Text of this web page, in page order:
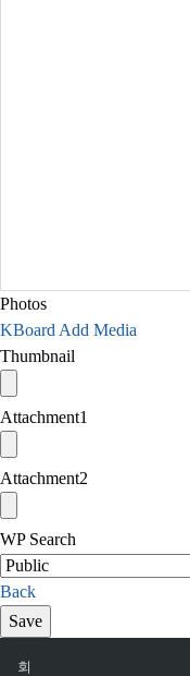
Photos
KBoard Add Media
Thumbnail
Attachment1
Attachment2
WP Search
Back
Save
회